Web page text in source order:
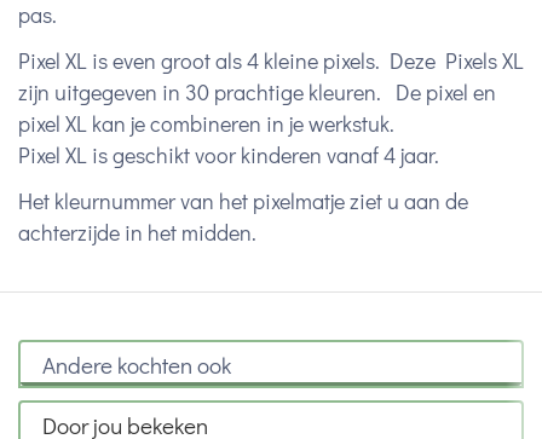
pas.
Pixel XL is even groot als 4 kleine pixels. Deze Pixels XL
zijn uitgegeven in 30 prachtige kleuren. De pixel en
pixel XL kan je combineren in je werkstuk.
Pixel XL is geschikt voor kinderen vanaf 4 jaar.
Het kleurnummer van het pixelmatje ziet u aan de
achterzijde in het midden.
Andere kochten ook
Door jou bekeken